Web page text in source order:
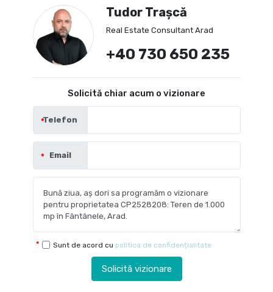
Tudor Trașcă
Real Estate Consultant Arad
+40 730 650 235
Solicită chiar acum o vizionare
Telefon
Email
Sunt de acord cu politica de confidențialitate
Solicită vizionare